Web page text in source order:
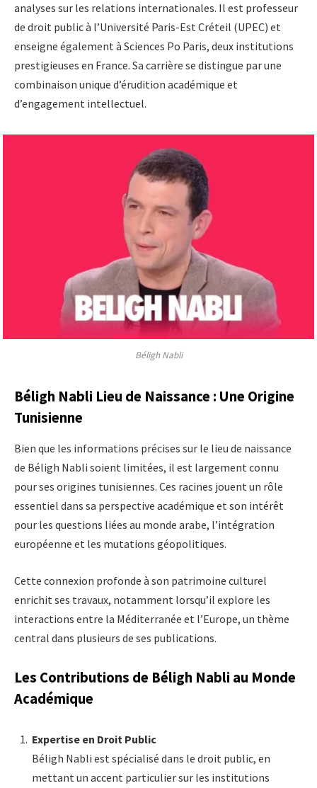
analyses sur les relations internationales. Il est professeur
de droit public à l’Université Paris-Est Créteil (UPEC) et
enseigne également à Sciences Po Paris, deux institutions
prestigieuses en France. Sa carrière se distingue par une
combinaison unique d’érudition académique et
d’engagement intellectuel.
Béligh Nabli
Béligh Nabli Lieu de Naissance : Une Origine
Tunisienne
Bien que les informations précises sur le lieu de naissance
de Béligh Nabli soient limitées, il est largement connu
pour ses origines tunisiennes. Ces racines jouent un rôle
essentiel dans sa perspective académique et son intérêt
pour les questions liées au monde arabe, l’intégration
européenne et les mutations géopolitiques.
Cette connexion profonde à son patrimoine culturel
enrichit ses travaux, notamment lorsqu’il explore les
interactions entre la Méditerranée et l’Europe, un thème
central dans plusieurs de ses publications.
Les Contributions de Béligh Nabli au Monde
Académique
Expertise en Droit Public
Béligh Nabli est spécialisé dans le droit public, en
mettant un accent particulier sur les institutions